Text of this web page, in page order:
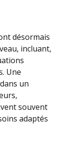
désormais
incluant,
Une
un
souvent
adaptés